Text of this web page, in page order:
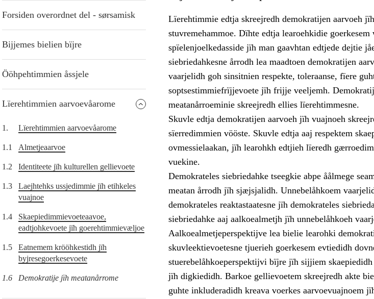
Forsiden overordnet del - sørsamisk
Bijjemes bielien bïjre
Ööhpehtimmien åssjele
Lïerehtimmien aarvoevåarome
1. Lïerehtimmien aarvoevåarome
1.1 Almetjeaarvoe
1.2 Identiteete jïh kulturellen gellievoete
1.3
Laejhtehks ussjedimmie jïh etihkeles
vuajnoe
1.4
Skaepiedimmievoeteaavoe,
eadtjohkevoete jïh goerehtimmievæljoe
1.5
Eatnemem krööhkestidh jïh
byjresegoerkesevoete
1.6 Demokratije jïh meatanårrome
Lïerehtimmie edtja skreejredh demokratijen aarvoeh
stuvremehammoe. Dïhte edtja learoehkidie goerkesem
spïelenjoelkedasside jïh man gaavhtan edtjede dejtie
siebriedahkesne årrodh lea maadtoen demokratijen
vaarjelidh goh sinsitnien respekte, toleraanse, fïere
soptsestimmiefrïjjevoete jïh frijje veeljemh.
meatanårroeminie skreejredh ellies lïerehtimmesne.
Skuvle edtja demokratijen aarvoeh jïh vuajnoeh
sïerredimmien vööste. Skuvle edtja aaj respektem
ovmessielaakan, jïh learohkh edtjieh lïeredh
vuekine.
Demokrateles siebriedahke tseegkie abpe åålmege
meatan årrodh jïh sjæjsjalidh. Unnebelåhkoem
demokrateles reaktastaatesne jïh demokrateles
siebriedahke aaj aalkoealmetjh jïh unnebelåhkoeh
Aalkoealmetjeperspektijve lea bielie learohki
skuvleektievoetesne tjuerieh goerkesem evtiedidh
stuerebelåhkoeperspektijvi bïjre jïh sijjiem skaepiedidh
jïh digkiedidh. Barkoe gellievoetem skreejredh akte
guhte inkluderadidh kreava voerkes aarvoevuajnoem